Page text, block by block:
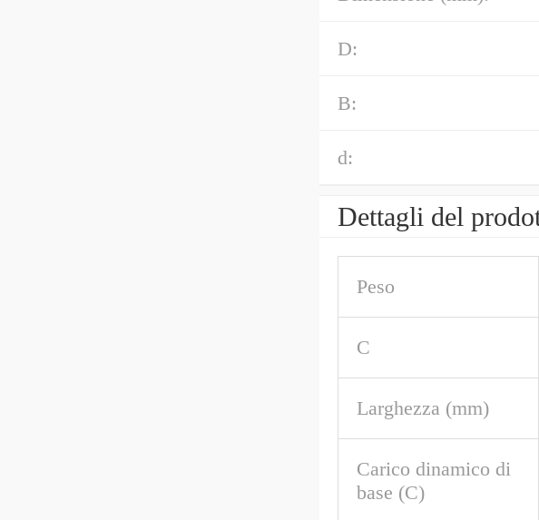
D:
B:
d:
Dettagli del
Peso
C
Larghezza (mm)
Carico dinamico di
base (C)